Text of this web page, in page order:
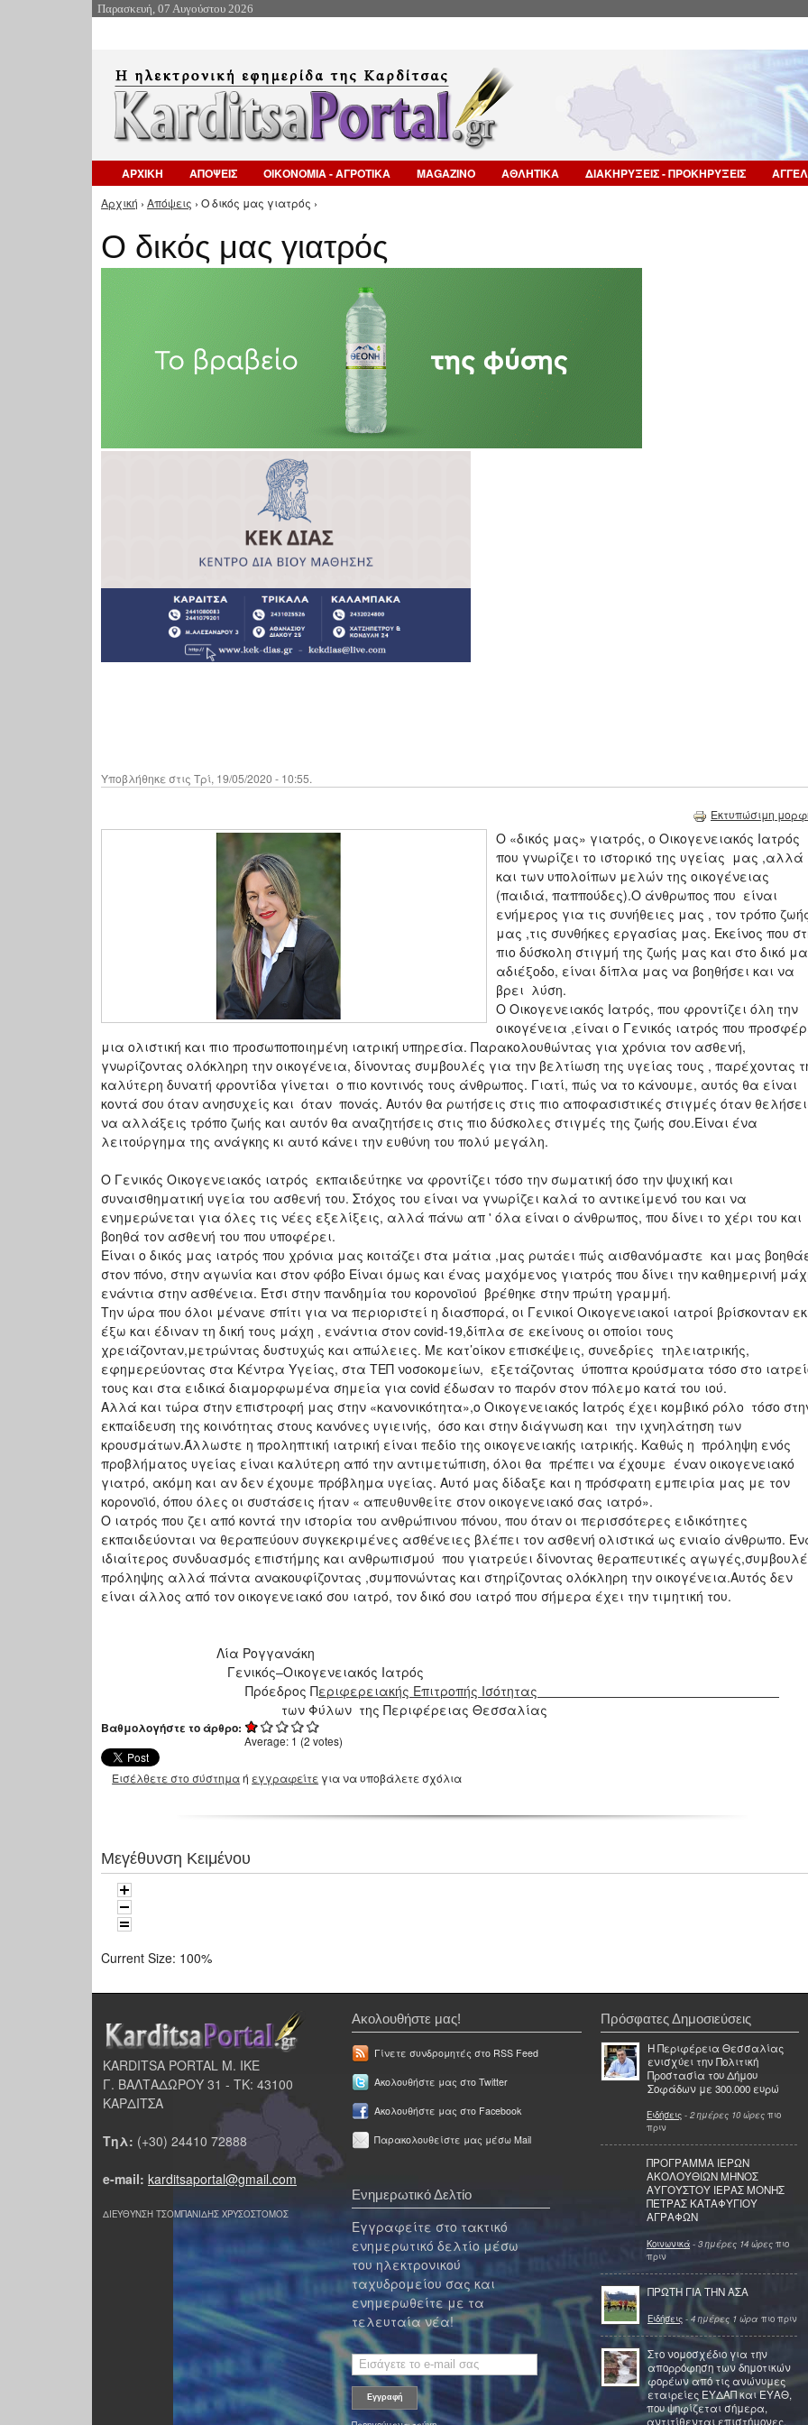
Παρασκευή, 07 Αυγούστου 2026
ΑΡΧΙΚΗ ΑΠΟΨΕΙΣ ΟΙΚΟΝΟΜΙΑ - ΑΓΡΟΤΙΚΑ MAGAZINO ΑΘΛΗΤΙΚΑ ΔΙΑΚΗΡΥΞΕΙΣ - ΠΡΟΚΗΡΥΞΕΙΣ
Είστε εδώ
Αρχική › Απόψεις › Ο δικός μας γιατρός ›
Ο δικός μας γιατρός
Υποβλήθηκε στις Τρί, 19/05/2020 - 10:55.
Εκτυπώσιμη
Ο «δικός μας» γιατρός, ο Οικογενειακός Ιατρός
που γνωρίζει το ιστορικό της υγείας μας ,αλλά
και των υπολοίπων μελών της οικογένειας
(παιδιά, παππούδες).Ο άνθρωπος που είναι
ενήμερος για τις συνήθειες μας , τον τρόπο
μας ,τις συνθήκες εργασίας μας. Εκείνος που
πιο δύσκολη στιγμή της ζωής μας και στο δικό
αδιέξοδο, είναι δίπλα μας να βοηθήσει και να
βρει λύση.
Ο Οικογενειακός Ιατρός, που φροντίζει όλη την
οικογένεια ,είναι ο Γενικός ιατρός που
μια ολιστική και πιο προσωποποιημένη ιατρική υπηρεσία. Παρακολουθώντας για χρόνια τον ασθενή,
γνωρίζοντας ολόκληρη την οικογένεια, δίνοντας συμβουλές για την βελτίωση της υγείας τους , παρέχοντας
καλύτερη δυνατή φροντίδα γίνεται ο πιο κοντινός τους άνθρωπος. Γιατί, πώς να το κάνουμε, αυτός θα είναι
κοντά σου όταν ανησυχείς και όταν πονάς. Αυτόν θα ρωτήσεις στις πιο αποφασιστικές στιγμές όταν
να αλλάξεις τρόπο ζωής και αυτόν θα αναζητήσεις στις πιο δύσκολες στιγμές της ζωής σου.Είναι ένα
λειτούργημα της ανάγκης κι αυτό κάνει την ευθύνη του πολύ μεγάλη.
Ο Γενικός Οικογενειακός ιατρός εκπαιδεύτηκε να φροντίζει τόσο την σωματική όσο την ψυχική και
συναισθηματική υγεία του ασθενή του. Στόχος του είναι να γνωρίζει καλά το αντικείμενό του και να
ενημερώνεται για όλες τις νέες εξελίξεις, αλλά πάνω απ ' όλα είναι ο άνθρωπος, που δίνει το χέρι του και
βοηθά τον ασθενή του που υποφέρει.
Είναι ο δικός μας ιατρός που χρόνια μας κοιτάζει στα μάτια ,μας ρωτάει πώς αισθανόμαστε και μας
στον πόνο, στην αγωνία και στον φόβο Είναι όμως και ένας μαχόμενος γιατρός που δίνει την καθημερινή
ενάντια στην ασθένεια. Έτσι στην πανδημία του κορονοϊού βρέθηκε στην πρώτη γραμμή.
Την ώρα που όλοι μένανε σπίτι για να περιοριστεί η διασπορά, οι Γενικοί Οικογενειακοί ιατροί βρίσκονταν
έξω και έδιναν τη δική τους μάχη , ενάντια στον covid-19,δίπλα σε εκείνους οι οποίοι τους
χρειάζονταν,μετρώντας δυστυχώς και απώλειες. Με κατ’οίκον επισκέψεις, συνεδρίες τηλειατρικής,
εφημερεύοντας στα Κέντρα Υγείας, στα ΤΕΠ νοσοκομείων, εξετάζοντας ύποπτα κρούσματα τόσο στο
τους και στα ειδικά διαμορφωμένα σημεία για covid έδωσαν το παρόν στον πόλεμο κατά του ιού.
Αλλά και τώρα στην επιστροφή μας στην «κανονικότητα»,ο Οικογενειακός Ιατρός έχει κομβικό ρόλο τόσο
εκπαίδευση της κοινότητας στους κανόνες υγιεινής, όσο και στην διάγνωση και την ιχνηλάτηση των
κρουσμάτων.Άλλωστε η προληπτική ιατρική είναι πεδίο της οικογενειακής ιατρικής. Καθώς η πρόληψη ενός
προβλήματος υγείας είναι καλύτερη από την αντιμετώπιση, όλοι θα πρέπει να έχουμε έναν οικογενειακό
γιατρό, ακόμη και αν δεν έχουμε πρόβλημα υγείας. Αυτό μας δίδαξε και η πρόσφατη εμπειρία μας με τον
κορονοϊό, όπου όλες οι συστάσεις ήταν « απευθυνθείτε στον οικογενειακό σας ιατρό».
Ο ιατρός που ζει από κοντά την ιστορία του ανθρώπινου πόνου, που όταν οι περισσότερες ειδικότητες
εκπαιδεύονται να θεραπεύουν συγκεκριμένες ασθένειες βλέπει τον ασθενή ολιστικά ως ενιαίο άνθρωπο.
ιδιαίτερος συνδυασμός επιστήμης και ανθρωπισμού που γιατρεύει δίνοντας θεραπευτικές
πρόληψης αλλά πάντα ανακουφίζοντας ,συμπονώντας και στηρίζοντας ολόκληρη την οικογένεια.Αυτός δεν
είναι άλλος από τον οικογενειακό σου ιατρό, τον δικό σου ιατρό που σήμερα έχει την τιμητική του.
Λία Ρογγανάκη
Γενικός–Οικογενειακός Ιατρός
Πρόεδρος Περιφερειακής Επιτροπής Ισότητας
των Φύλων της Περιφέρειας Θεσσαλίας
Βαθμολογήστε το άρθρο:
Average: 1 (2 votes)
Εισέλθετε στο σύστημαή εγγραφείτε για να υποβάλετε σχόλια
Μεγέθυνση Κειμένου
Current Size: 100%
KARDITSA PORTAL Μ. ΙΚΕ
Γ. ΒΑΛΤΑΔΩΡΟΥ 31 - ΤΚ: 43100
ΚΑΡΔΙΤΣΑ
Τηλ: (+30) 24410 72888
e-mail: karditsaportal@gmail.com
ΔΙΕΥΘΥΝΣΗ ΤΣΟΜΠΑΝΙΔΗΣ ΧΡΥΣΟΣΤΟΜΟΣ
Ακολουθήστε μας!
Γίνετε συνδρομητές στο RSS Feed
Ακολουθήστε μας στο Twitter
Ακολουθήστε μας στο Facebook
Παρακολουθείστε μας μέσω Mail
Ενημερωτικό Δελτίο
Εγγραφείτε στο τακτικό
ενημερωτικό δελτίο μέσω
του ηλεκτρονικού
ταχυδρομείου σας και
ενημερωθείτε με τα
τελευταία νέα!
Πρόσφατες Δημοσιεύσεις
Η Περιφέρεια Θεσσαλίας
ενισχύει την Πολιτική
Προστασία του Δήμου
Σοφάδων με 300.000 ευρώ
Ειδήσεις - 2 ημέρες 10 ώρες πιο
πριν
ΠΡΟΓΡΑΜΜΑ ΙΕΡΩΝ
ΑΚΟΛΟΥΘΙΩΝ ΜΗΝΟΣ
ΑΥΓΟΥΣΤΟΥ ΙΕΡΑΣ ΜΟΝΗΣ
ΠΕΤΡΑΣ ΚΑΤΑΦΥΓΙΟΥ
ΑΓΡΑΦΩΝ
Κοινωνικά - 3 ημέρες 14 ώρες πιο
πριν
ΠΡΩΤΗ ΓΙΑ ΤΗΝ ΑΣΑ
Ειδήσεις - 4 ημέρες 1 ώρα πιο πριν
Στο νομοσχέδιο για την
απορρόφηση των δημοτικών
φορέων από τις ανώνυμες
εταιρείες ΕΥΔΑΠ και ΕΥΑΘ,
που ψηφίζεται σήμερα,
αντιτίθενται επιστήμονες,